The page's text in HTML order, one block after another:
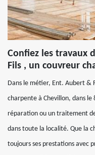
Confiez les travaux
Fils , un couvreur
Dans le métier, Ent. Aubert &
charpente à Chevillon, dans le
réparation ou un traitement
dans toute la localité. Que la
toujours ses prestations avec